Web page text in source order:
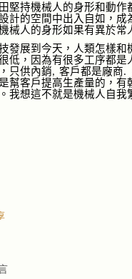
堅持機械人的身形和動作
計的空間中出入自如，成
械人的身形如果有異於常
發展到今天，人類怎樣和
低，因為有很多工序都是
只供內銷, 客戶都是廠商.
幫客戶提高生產量的，有
我想這不就是機械人自我